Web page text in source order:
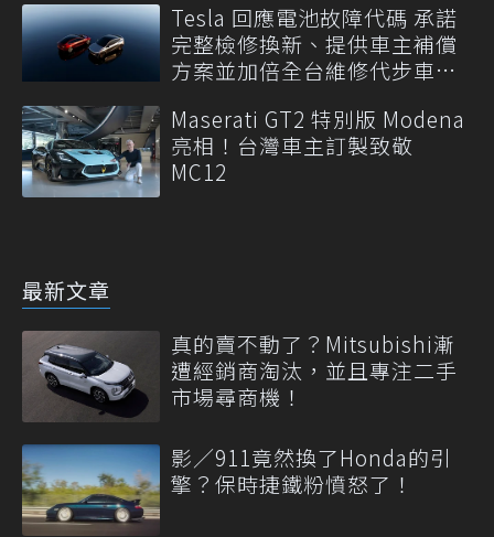
Tesla 回應電池故障代碼 承諾
完整檢修換新、提供車主補償
方案並加倍全台維修代步車數
Maserati GT2 特別版 Modena
亮相！台灣車主訂製致敬
MC12
最新文章
真的賣不動了？Mitsubishi漸
遭經銷商淘汰，並且專注二手
市場尋商機！
影／911竟然換了Honda的引
擎？保時捷鐵粉憤怒了！